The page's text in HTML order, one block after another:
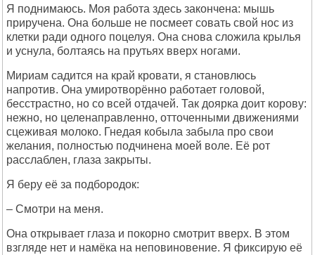
Я поднимаюсь. Моя работа здесь закончена: мышь
приручена. Она больше не посмеет совать свой нос из
клетки ради одного поцелуя. Она снова сложила крылья
и уснула, болтаясь на прутьях вверх ногами.
Мириам садится на край кровати, я становлюсь
напротив. Она умиротворённо работает головой,
бесстрастно, но со всей отдачей. Так доярка доит корову:
нежно, но целенаправленно, отточенными движениями
сцеживая молоко. Гнедая кобыла забыла про свои
желания, полностью подчинена моей воле. Её рот
расслаблен, глаза закрыты.
Я беру её за подбородок:
– Смотри на меня.
Она открывает глаза и покорно смотрит вверх. В этом
взгляде нет и намёка на неповиновение. Я фиксирую её